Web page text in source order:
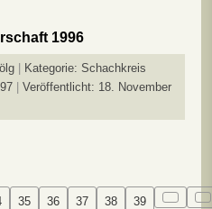
1996
Kategorie: Schachkreis
Veröffentlicht: 18. November
35 36 37 38 39